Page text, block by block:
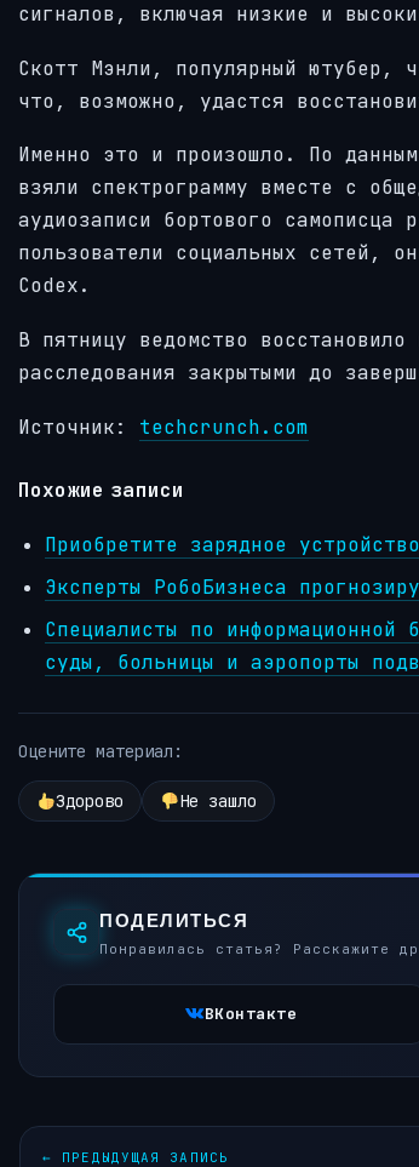
сигналов, включая низкие и
Скотт Мэнли, популярный ютубер,
что, возможно, удастся
Именно это и произошло. По
взяли спектрограмму вместе с
аудиозаписи бортового
пользователи социальных сетей,
Codex.
В пятницу ведомство
расследования закрытыми до
Источник: techcrunch.com
Похожие записи
Приобретите зарядное
Эксперты РобоБизнеса
Специалисты по информационной
суды, больницы и аэропорты
Оцените материал:
Здорово Не зашло
ПОДЕЛИТЬСЯ
Понравилась статья? Расскажите
ВКонтакте
← ПРЕДЫДУЩАЯ ЗАПИСЬ